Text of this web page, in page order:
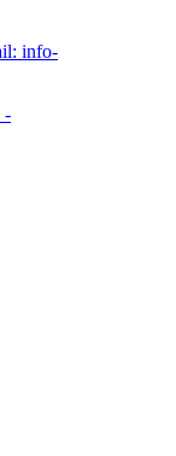
info-
-